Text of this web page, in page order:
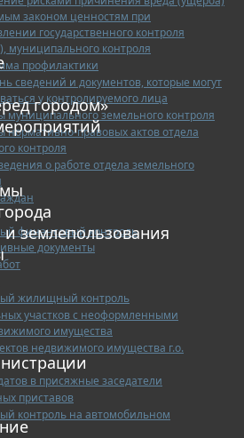
законом ценностям при
государственного контроля
муниципального контроля
профилактики
сведений и документов, которые могут
у контролируемого лица
муниципального земельного контроля
нормативно-правовых актов отдела
контроля
о работе отдела земельного
финансовый контроль
документы
жилищный контроль
участков с неоформленными
имущества
недвижимого имущества г.о.
в присяжные заседатели
приставов
контроль на автомобильном
городом»
землепользования